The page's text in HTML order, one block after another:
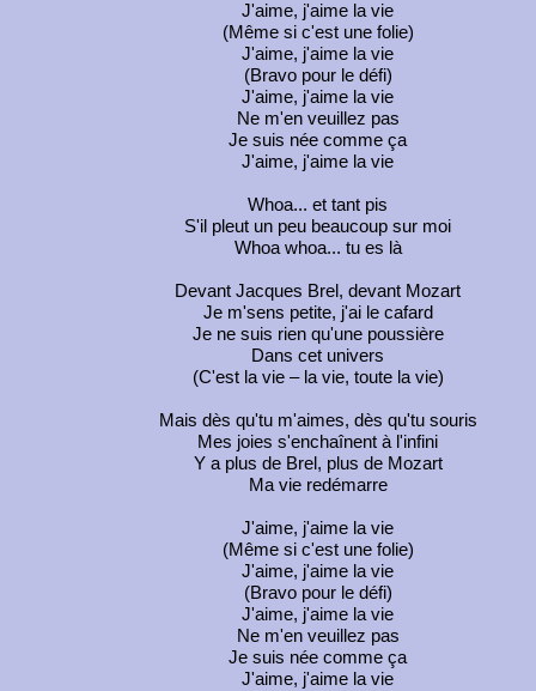
J'aime, j'aime la vie
(Même si c'est une folie)
J'aime, j'aime la vie
(Bravo pour le défi)
J'aime, j'aime la vie
Ne m'en veuillez pas
Je suis née comme ça
J'aime, j'aime la vie
Whoa... et tant pis
S'il pleut un peu beaucoup sur moi
Whoa whoa... tu es là
Devant Jacques Brel, devant Mozart
Je m'sens petite, j'ai le cafard
Je ne suis rien qu'une poussière
Dans cet univers
(C'est la vie – la vie, toute la vie)
Mais dès qu'tu m'aimes, dès qu'tu souris
Mes joies s'enchaînent à l'infini
Y a plus de Brel, plus de Mozart
Ma vie redémarre
J'aime, j'aime la vie
(Même si c'est une folie)
J'aime, j'aime la vie
(Bravo pour le défi)
J'aime, j'aime la vie
Ne m'en veuillez pas
Je suis née comme ça
J'aime, j'aime la vie